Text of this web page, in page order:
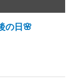
の日🌸